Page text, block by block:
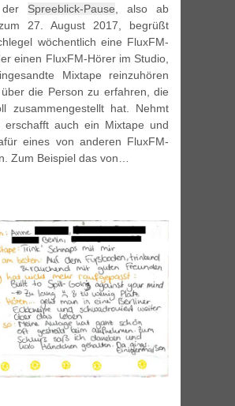
der Spreeblick-Pause, also ab
27. August 2017, begrüßt
wöchentlich eine FluxFM-
einen FluxFM-Hörer im Studio,
Mixtape reinzuhören
die Person zu erfahren, die
zusammengestellt hat. Nehmt
erschafft auch ein Mixtape und
eines von anderen FluxFM-
Zum Beispiel das von…